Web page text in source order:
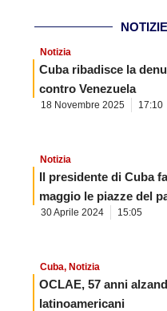
Notizia
Cuba ribadisce la
contro Venezuela
18 Novembre 2025 17:10
Notizia
Il presidente di Cuba
maggio le piazze del
30 Aprile 2024 15:05
Cuba, Notizia
OCLAE, 57 anni
latinoamericani